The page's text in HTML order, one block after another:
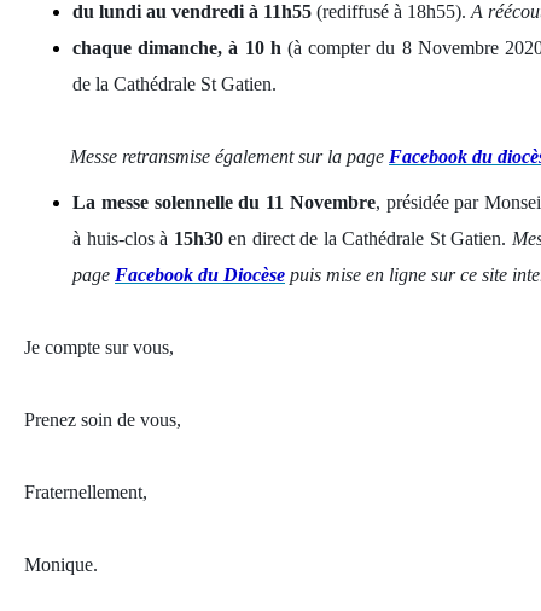
du lundi au vendredi à 11h55 (rediffusé à 18h55). A
chaque dimanche, à 10 h (à compter du 8 Novembre
de la Cathédrale St Gatien.
Messe retransmise également sur la page Facebook du
La messe solennelle du 11 Novembre, présidée par
à huis-clos à 15h30 en direct de la Cathédrale St Gatien.
page Facebook du Diocèse puis mise en ligne sur ce site
Je compte sur vous,
Prenez soin de vous,
Fraternellement,
Monique.